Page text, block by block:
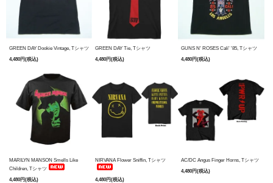
GREEN DAY Dookie Vintage, Tシャツ
4,480円(税込)
GREEN DAY Tie, Tシャツ
4,480円(税込)
GUNS N' ROSES Cali' '85, Tシャツ
4,480円(税込)
MARILYN MANSON Smells Like
Children, Tシャツ
4,480円(税込)
NIRVANA Flower Sniffin, Tシャツ
4,480円(税込)
AC/DC Angus Finger Horns, Tシャツ
4,480円(税込)